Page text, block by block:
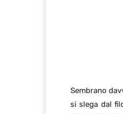
Sembrano
si slega dal